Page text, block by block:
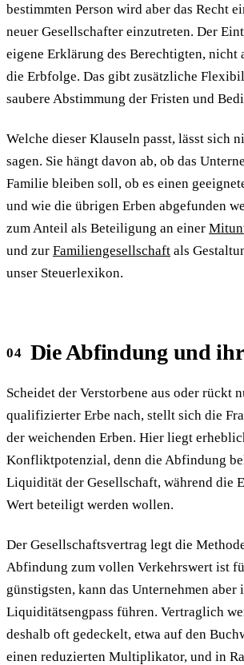
bestimmten Person wird aber das Recht
neuer Gesellschafter einzutreten. Der
eigene Erklärung des Berechtigten, nicht
die Erbfolge. Das gibt zusätzliche
saubere Abstimmung der Fristen und
Welche dieser Klauseln passt, lässt sich
sagen. Sie hängt davon ab, ob das
Familie bleiben soll, ob es einen
und wie die übrigen Erben abgefunden
zum Anteil als Beteiligung an einer
und zur Familiengesellschaft als
unser Steuerlexikon.
Die Abfindung und
Scheidet der Verstorbene aus oder rückt
qualifizierter Erbe nach, stellt sich die
der weichenden Erben. Hier liegt
Konfliktpotenzial, denn die Abfindung
Liquidität der Gesellschaft, während die
Wert beteiligt werden wollen.
Der Gesellschaftsvertrag legt die
Abfindung zum vollen Verkehrswert ist
günstigsten, kann das Unternehmen aber
Liquiditätsengpass führen. Vertraglich
deshalb oft gedeckelt, etwa auf den
einen reduzierten Multiplikator, und in